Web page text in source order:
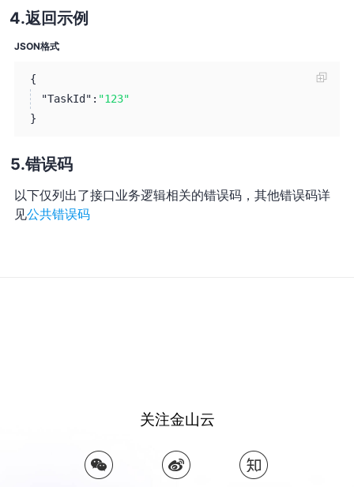
返回示例
JSON格式
{
"TaskId": "123"
}
错误码
以下仅列出了接口业务逻辑相关的错误码，其他错误码详
见公共错误码
关注金山云